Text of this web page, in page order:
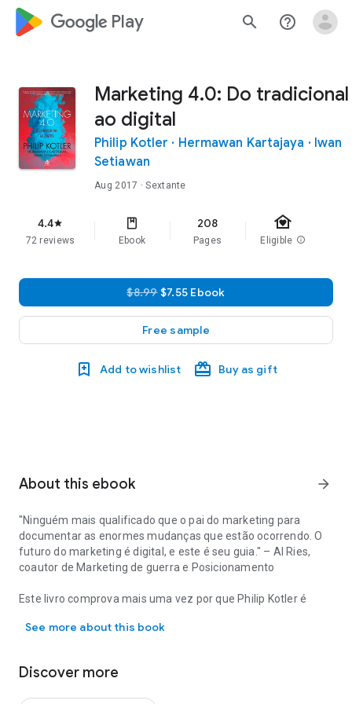
google_logo Play search help_outline
Marketing 4.0: Do tradicional
ao digital
Philip Kotler · Hermawan Kartajaya · Iwan
Setiawan
Aug 2017 · Sextante
4.4star
72 reviews Ebook
208
Pages
family_home
Eligible info
$8.99$7.55 Ebook
Free sample
Add to wishlist Buy as gift
About this ebook arrow_forward
"Ninguém mais qualificado que o pai do marketing para
documentar as enormes mudanças que estão ocorrendo. O
futuro do marketing é digital, e este é seu guia." – Al Ries,
coautor de Marketing de guerra e Posicionamento
Este livro comprova mais uma vez por que Philip Kotler é
anterior, ele explicou a transição do marketing orientado ao
culturas empresariais devem adotar e refletir valores
See more about this book
Discover more